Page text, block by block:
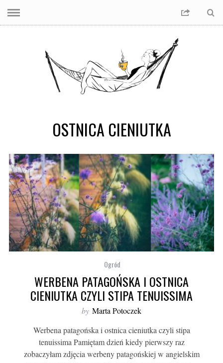
OSTNICA CIENIUTKA
Ogród
WERBENA PATAGOŃSKA I OSTNICA
CIENIUTKA CZYLI STIPA TENUISSIMA
by Marta Potoczek
Werbena patagońska i ostnica cieniutka czyli stipa
tenuissima Pamiętam dzień kiedy pierwszy raz
zobaczyłam zdjęcia werbeny patagońskiej w angielskim